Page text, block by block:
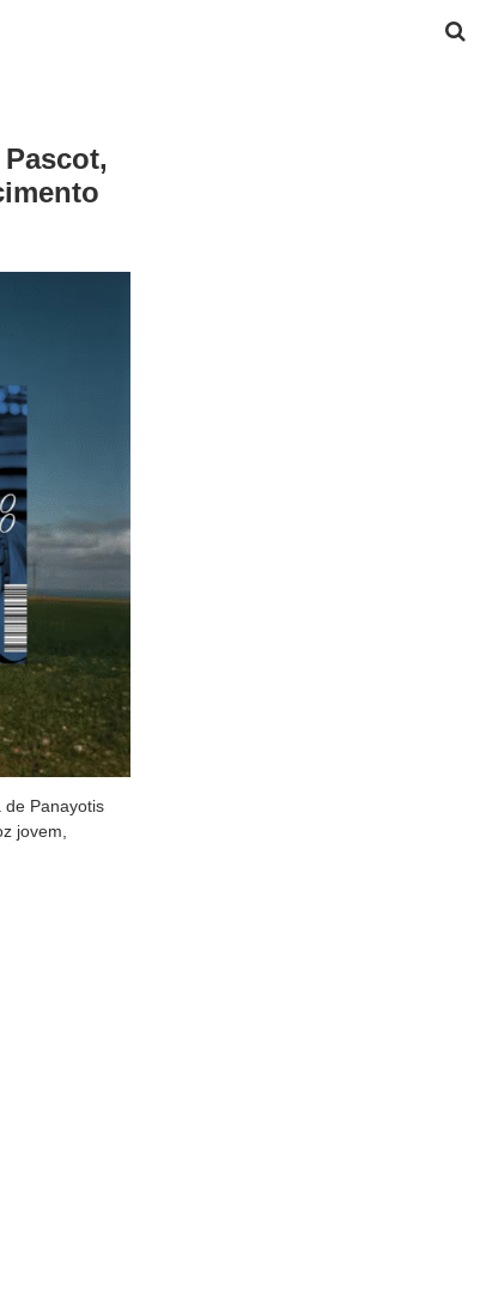
de Panayotis
jovem,